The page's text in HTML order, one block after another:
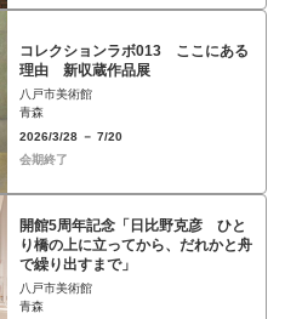
コレクションラボ013 ここにある
理由 新収蔵作品展
八戸市美術館
青森
2026/3/28 － 7/20
会期終了
開館5周年記念「日比野克彦 ひと
り橋の上に立ってから、だれかと舟
で繰り出すまで」
八戸市美術館
青森